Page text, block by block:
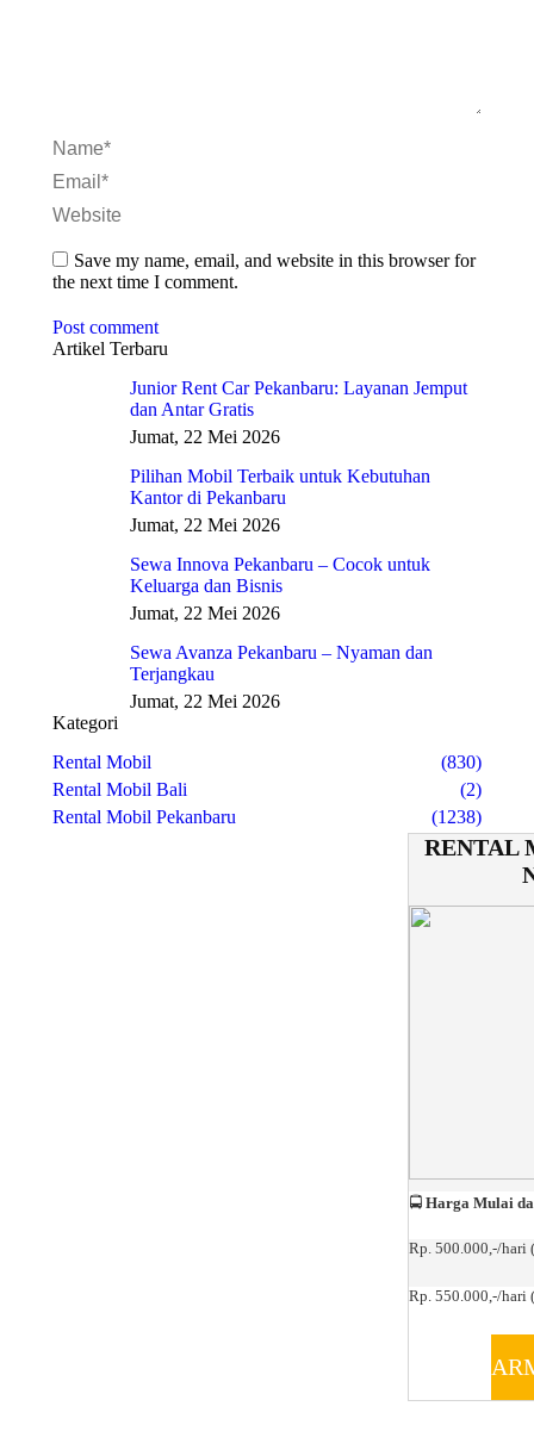
Name *
Email *
Website
Save my name, email, and website in this browser for
the next time I comment.
Post comment
Artikel Terbaru
Junior Rent Car Pekanbaru: Layanan Jemput
dan Antar Gratis
Jumat, 22 Mei 2026
Pilihan Mobil Terbaik untuk Kebutuhan
Kantor di Pekanbaru
Jumat, 22 Mei 2026
Sewa Innova Pekanbaru – Cocok untuk
Keluarga dan Bisnis
Jumat, 22 Mei 2026
Sewa Avanza Pekanbaru – Nyaman dan
Terjangkau
Jumat, 22 Mei 2026
Kategori
Rental Mobil
(830)
Rental Mobil Bali
(2)
Rental Mobil Pekanbaru
(1238)
RENTAL
🚍 Harga Mulai
Rp. 500.000,-/hari
Rp. 550.000,-/hari